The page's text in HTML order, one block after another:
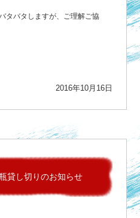
タバタしますが、ご理解ご協
2016年10月16日
貸し切りのお知らせ